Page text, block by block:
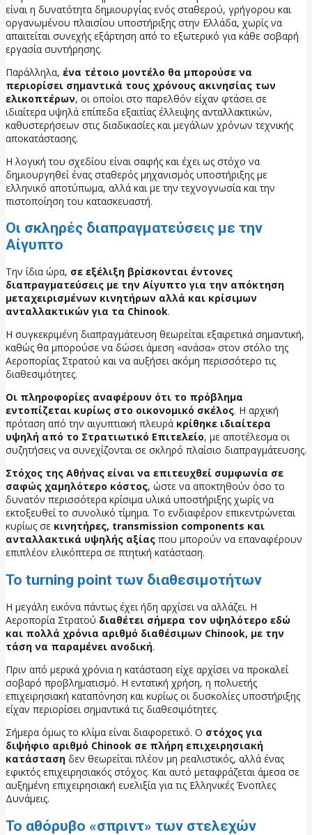
είναι η δυνατότητα δημιουργίας ενός σταθερού, γρήγορου και
οργανωμένου πλαισίου υποστήριξης στην Ελλάδα, χωρίς να
απαιτείται συνεχής εξάρτηση από το εξωτερικό για κάθε σοβαρή
εργασία συντήρησης.
Παράλληλα, ένα τέτοιο μοντέλο θα μπορούσε να
περιορίσει σημαντικά τους χρόνους ακινησίας των
ελικοπτέρων, οι οποίοι στο παρελθόν είχαν φτάσει σε
ιδιαίτερα υψηλά επίπεδα εξαιτίας έλλειψης ανταλλακτικών,
καθυστερήσεων στις διαδικασίες και μεγάλων χρόνων τεχνικής
αποκατάστασης.
Η λογική του σχεδίου είναι σαφής και έχει ως στόχο να
δημιουργηθεί ένας σταθερός μηχανισμός υποστήριξης με
ελληνικό αποτύπωμα, αλλά και με την τεχνογνωσία και την
πιστοποίηση του κατασκευαστή.
Οι σκληρές διαπραγματεύσεις με την
Αίγυπτο
Την ίδια ώρα, σε εξέλιξη βρίσκονται έντονες
διαπραγματεύσεις με την Αίγυπτο για την απόκτηση
μεταχειρισμένων κινητήρων αλλά και κρίσιμων
ανταλλακτικών για τα Chinook.
Η συγκεκριμένη διαπραγμάτευση θεωρείται εξαιρετικά σημαντική,
καθώς θα μπορούσε να δώσει άμεση «ανάσα» στον στόλο της
Αεροπορίας Στρατού και να αυξήσει ακόμη περισσότερο τις
διαθεσιμότητες.
Οι πληροφορίες αναφέρουν ότι το πρόβλημα
εντοπίζεται κυρίως στο οικονομικό σκέλος. Η αρχική
πρόταση από την αιγυπτιακή πλευρά κρίθηκε ιδιαίτερα
υψηλή από το Στρατιωτικό Επιτελείο, με αποτέλεσμα οι
συζητήσεις να συνεχίζονται σε σκληρό πλαίσιο διαπραγμάτευσης.
Στόχος της Αθήνας είναι να επιτευχθεί συμφωνία σε
σαφώς χαμηλότερο κόστος, ώστε να αποκτηθούν όσο το
δυνατόν περισσότερα κρίσιμα υλικά υποστήριξης χωρίς να
εκτοξευθεί το συνολικό τίμημα. Το ενδιαφέρον επικεντρώνεται
κυρίως σε κινητήρες, transmission components και
ανταλλακτικά υψηλής αξίας που μπορούν να επαναφέρουν
επιπλέον ελικόπτερα σε πτητική κατάσταση.
Το turning point των διαθεσιμοτήτων
Η μεγάλη εικόνα πάντως έχει ήδη αρχίσει να αλλάζει. Η
Αεροπορία Στρατού διαθέτει σήμερα τον υψηλότερο εδώ
και πολλά χρόνια αριθμό διαθέσιμων Chinook, με την
τάση να παραμένει ανοδική.
Πριν από μερικά χρόνια η κατάσταση είχε αρχίσει να προκαλεί
σοβαρό προβληματισμό. Η εντατική χρήση, η πολυετής
επιχειρησιακή καταπόνηση και κυρίως οι δυσκολίες υποστήριξης
είχαν περιορίσει σημαντικά τις διαθεσιμότητες.
Σήμερα όμως το κλίμα είναι διαφορετικό. Ο στόχος για
διψήφιο αριθμό Chinook σε πλήρη επιχειρησιακή
κατάσταση δεν θεωρείται πλέον μη ρεαλιστικός, αλλά ένας
εφικτός επιχειρησιακός στόχος. Και αυτό μεταφράζεται άμεσα σε
αυξημένη επιχειρησιακή ευελιξία για τις Ελληνικές Ένοπλες
Δυνάμεις.
Το αθόρυβο «σπριντ» των στελεχών